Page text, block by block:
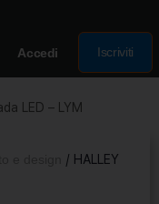
Accedi Iscriviti
LED – LYM
/ HALLEY